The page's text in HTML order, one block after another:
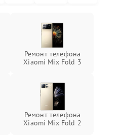
Ремонт телефона
Xiaomi Mix Fold 3
Ремонт телефона
Xiaomi Mix Fold 2